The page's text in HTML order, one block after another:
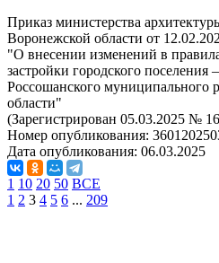
Приказ министерства
Воронежской области от
"О внесении изменений в
застройки городского поселения
Россошанского муниципального
области"
(Зарегистрирован 05.03.2025 №
Номер опубликования:
Дата опубликования: 06.03.2025
1 10 20 50 ВСЕ
1 2 3 4 5 6 ... 209